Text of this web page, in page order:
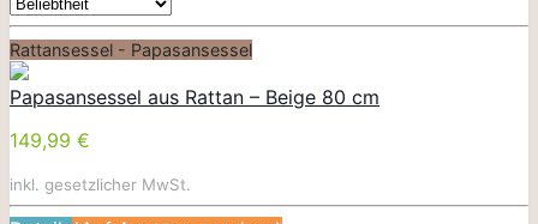
Rattansessel - Papasansessel
Papasansessel aus Rattan – Beige 80 cm
149,99 €
inkl. gesetzlicher MwSt.